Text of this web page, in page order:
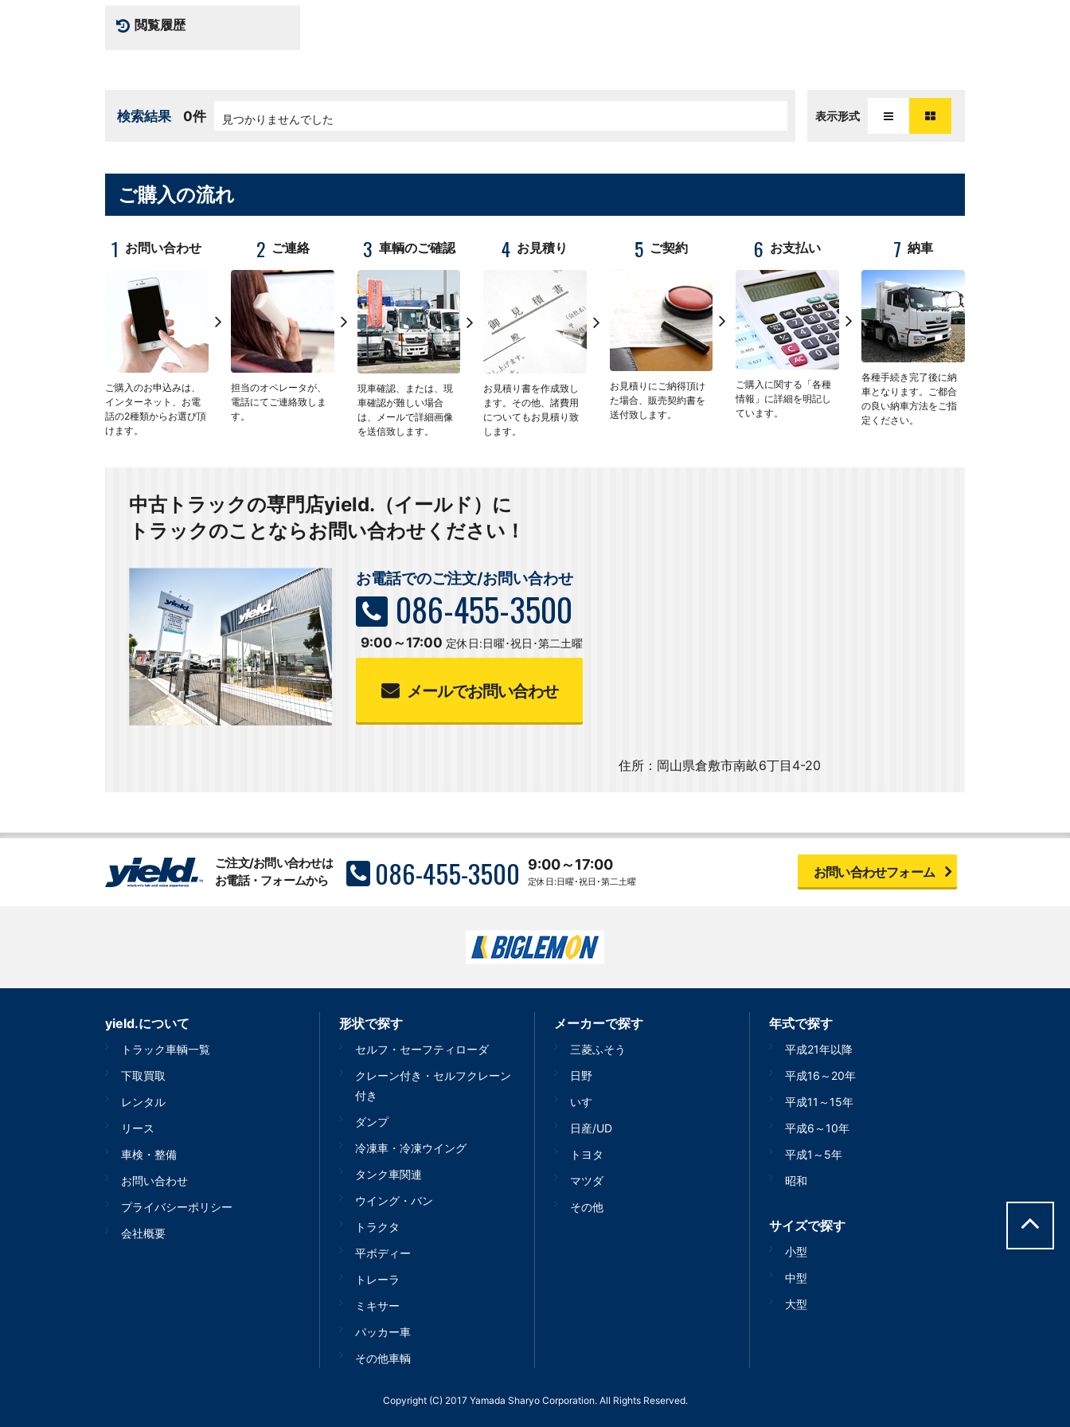
閲覧履歴
検索結果 0件 見つかりませんでした 表示形式
ご購入の流れ
1 お問い合わせ
ご購入のお申込みは、
インターネット、お電
話の2種類からお選び頂
けます。
2 ご連絡
担当のオペレータが、
電話にてご連絡致しま
す。
3 車輌のご確認
現車確認、または、現
車確認が難しい場合
は、メールで詳細画像
を送信致します。
4 お見積り
お見積り書を作成致し
ます。その他、諸費用
についてもお見積り致
します。
5 ご契約
お見積りにご納得頂け
た場合、販売契約書を
送付致します。
6 お支払い
ご購入に関する「各種
情報」に詳細を明記し
ています。
7 納車
各種手続き完了後に納
車となります。ご都合
の良い納車方法をご指
定ください。
中古トラックの専門店yield.（イールド）に
トラックのことならお問い合わせください！
お電話でのご注文/お問い合わせ
086-455-3500
9:00～17:00 定休日:日曜･祝日･第二土曜
メールでお問い合わせ
住所：岡山県倉敷市南畝6丁目4-20
ご注文/お問い合わせは
お電話・フォームから
086-455-3500 9:00～17:00
定休日:日曜･祝日･第二土曜
お問い合わせフォーム
yield.について
トラック車輌一覧
下取買取
レンタル
リース
車検・整備
お問い合わせ
プライバシーポリシー
会社概要
形状で探す
セルフ・セーフティローダ
クレーン付き・セルフクレーン
付き
ダンプ
冷凍車・冷凍ウイング
タンク車関連
ウイング・バン
トラクタ
平ボディー
トレーラ
ミキサー
パッカー車
その他車輌
メーカーで探す
三菱ふそう
日野
いすゞ
日産/UD
トヨタ
マツダ
その他
年式で探す
平成21年以降
平成16～20年
平成11～15年
平成6～10年
平成1～5年
昭和
サイズで探す
小型
中型
大型
Copyright (C) 2017 Yamada Sharyo Corporation. All Rights Reserved.